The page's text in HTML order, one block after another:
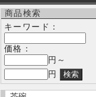
商品検索
キーワード：
価格：
円～
円